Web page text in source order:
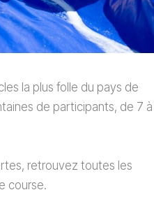
la plus folle du pays de
de participants, de 7 à
retrouvez toutes les
course.